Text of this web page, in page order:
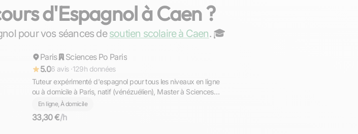
d'Espagnol à Caen ?
pour vos séances desoutien scolaire à Caen. ‍🎓
Répond rapidement
Andrés Eloy
Paris
Sciences Po Paris
5.06 avis ·129h données
Tuteur expérimenté d'espagnol pour tous les niveaux en ligne
ou à domicile à Paris, natif (vénézuélien), Master à Sciences
Po Paris
En ligne, À domicile
33,30 €/h